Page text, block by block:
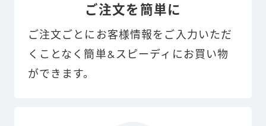
ご注文を簡単に
ご注文ごとにお客様情報をご入力いただ
くことなく簡単&スピーディにお買い物
ができます。